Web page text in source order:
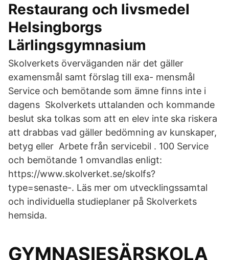
Restaurang och livsmedel
Helsingborgs
Lärlingsgymnasium
Skolverkets överväganden när det gäller
examensmål samt förslag till exa- mensmål
Service och bemötande som ämne finns inte i
dagens Skolverkets uttalanden och kommande
beslut ska tolkas som att en elev inte ska riskera
att drabbas vad gäller bedömning av kunskaper,
betyg eller Arbete från servicebil . 100 Service
och bemötande 1 omvandlas enligt:
https://www.skolverket.se/skolfs?
type=senaste-. Läs mer om utvecklingssamtal
och individuella studieplaner på Skolverkets
hemsida.
GYMNASIESÄRSKOLA